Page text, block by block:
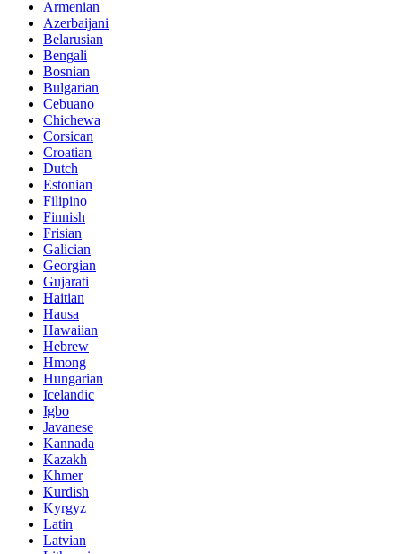
Armenian
Azerbaijani
Belarusian
Bengali
Bosnian
Bulgarian
Cebuano
Chichewa
Corsican
Croatian
Dutch
Estonian
Filipino
Finnish
Frisian
Galician
Georgian
Gujarati
Haitian
Hausa
Hawaiian
Hebrew
Hmong
Hungarian
Icelandic
Igbo
Javanese
Kannada
Kazakh
Khmer
Kurdish
Kyrgyz
Latin
Latvian